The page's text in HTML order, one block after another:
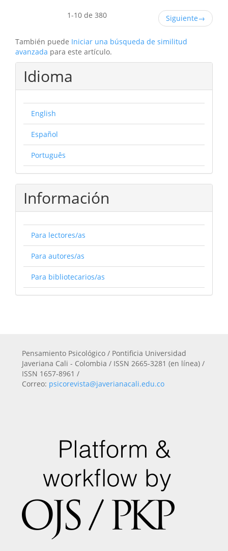
1-10 de 380 Siguiente→
También puede Iniciar una búsqueda de similitud
avanzada para este artículo.
Idioma
English
Español
Português
Información
Para lectores/as
Para autores/as
Para bibliotecarios/as
Pensamiento Psicológico / Pontificia Universidad
Javeriana Cali - Colombia / ISSN 2665-3281 (en línea) /
ISSN 1657-8961 /
Correo: psicorevista@javerianacali.edu.co